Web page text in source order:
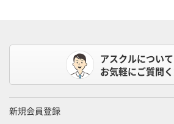
アスクルについて
お気軽にご質問く
新規会員登録